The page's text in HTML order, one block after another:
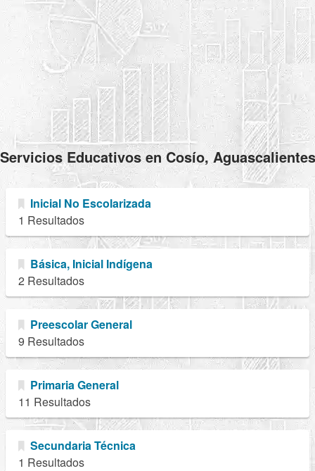
Servicios Educativos en Cosío, Aguascalientes
Inicial No Escolarizada
1 Resultados
Básica, Inicial Indígena
2 Resultados
Preescolar General
9 Resultados
Primaria General
11 Resultados
Secundaria Técnica
1 Resultados